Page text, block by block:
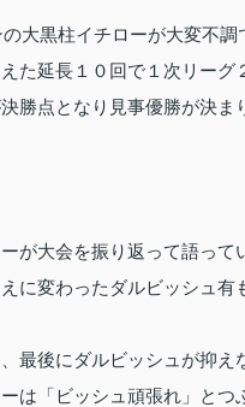
大黒柱イチローが大変不調
た延長１０回で１次リーグ
勝点となり見事優勝が決ま
が大会を振り返って語って
に変わったダルビッシュ有
最後にダルビッシュが抑え
は「ビッシュ頑張れ」とつ